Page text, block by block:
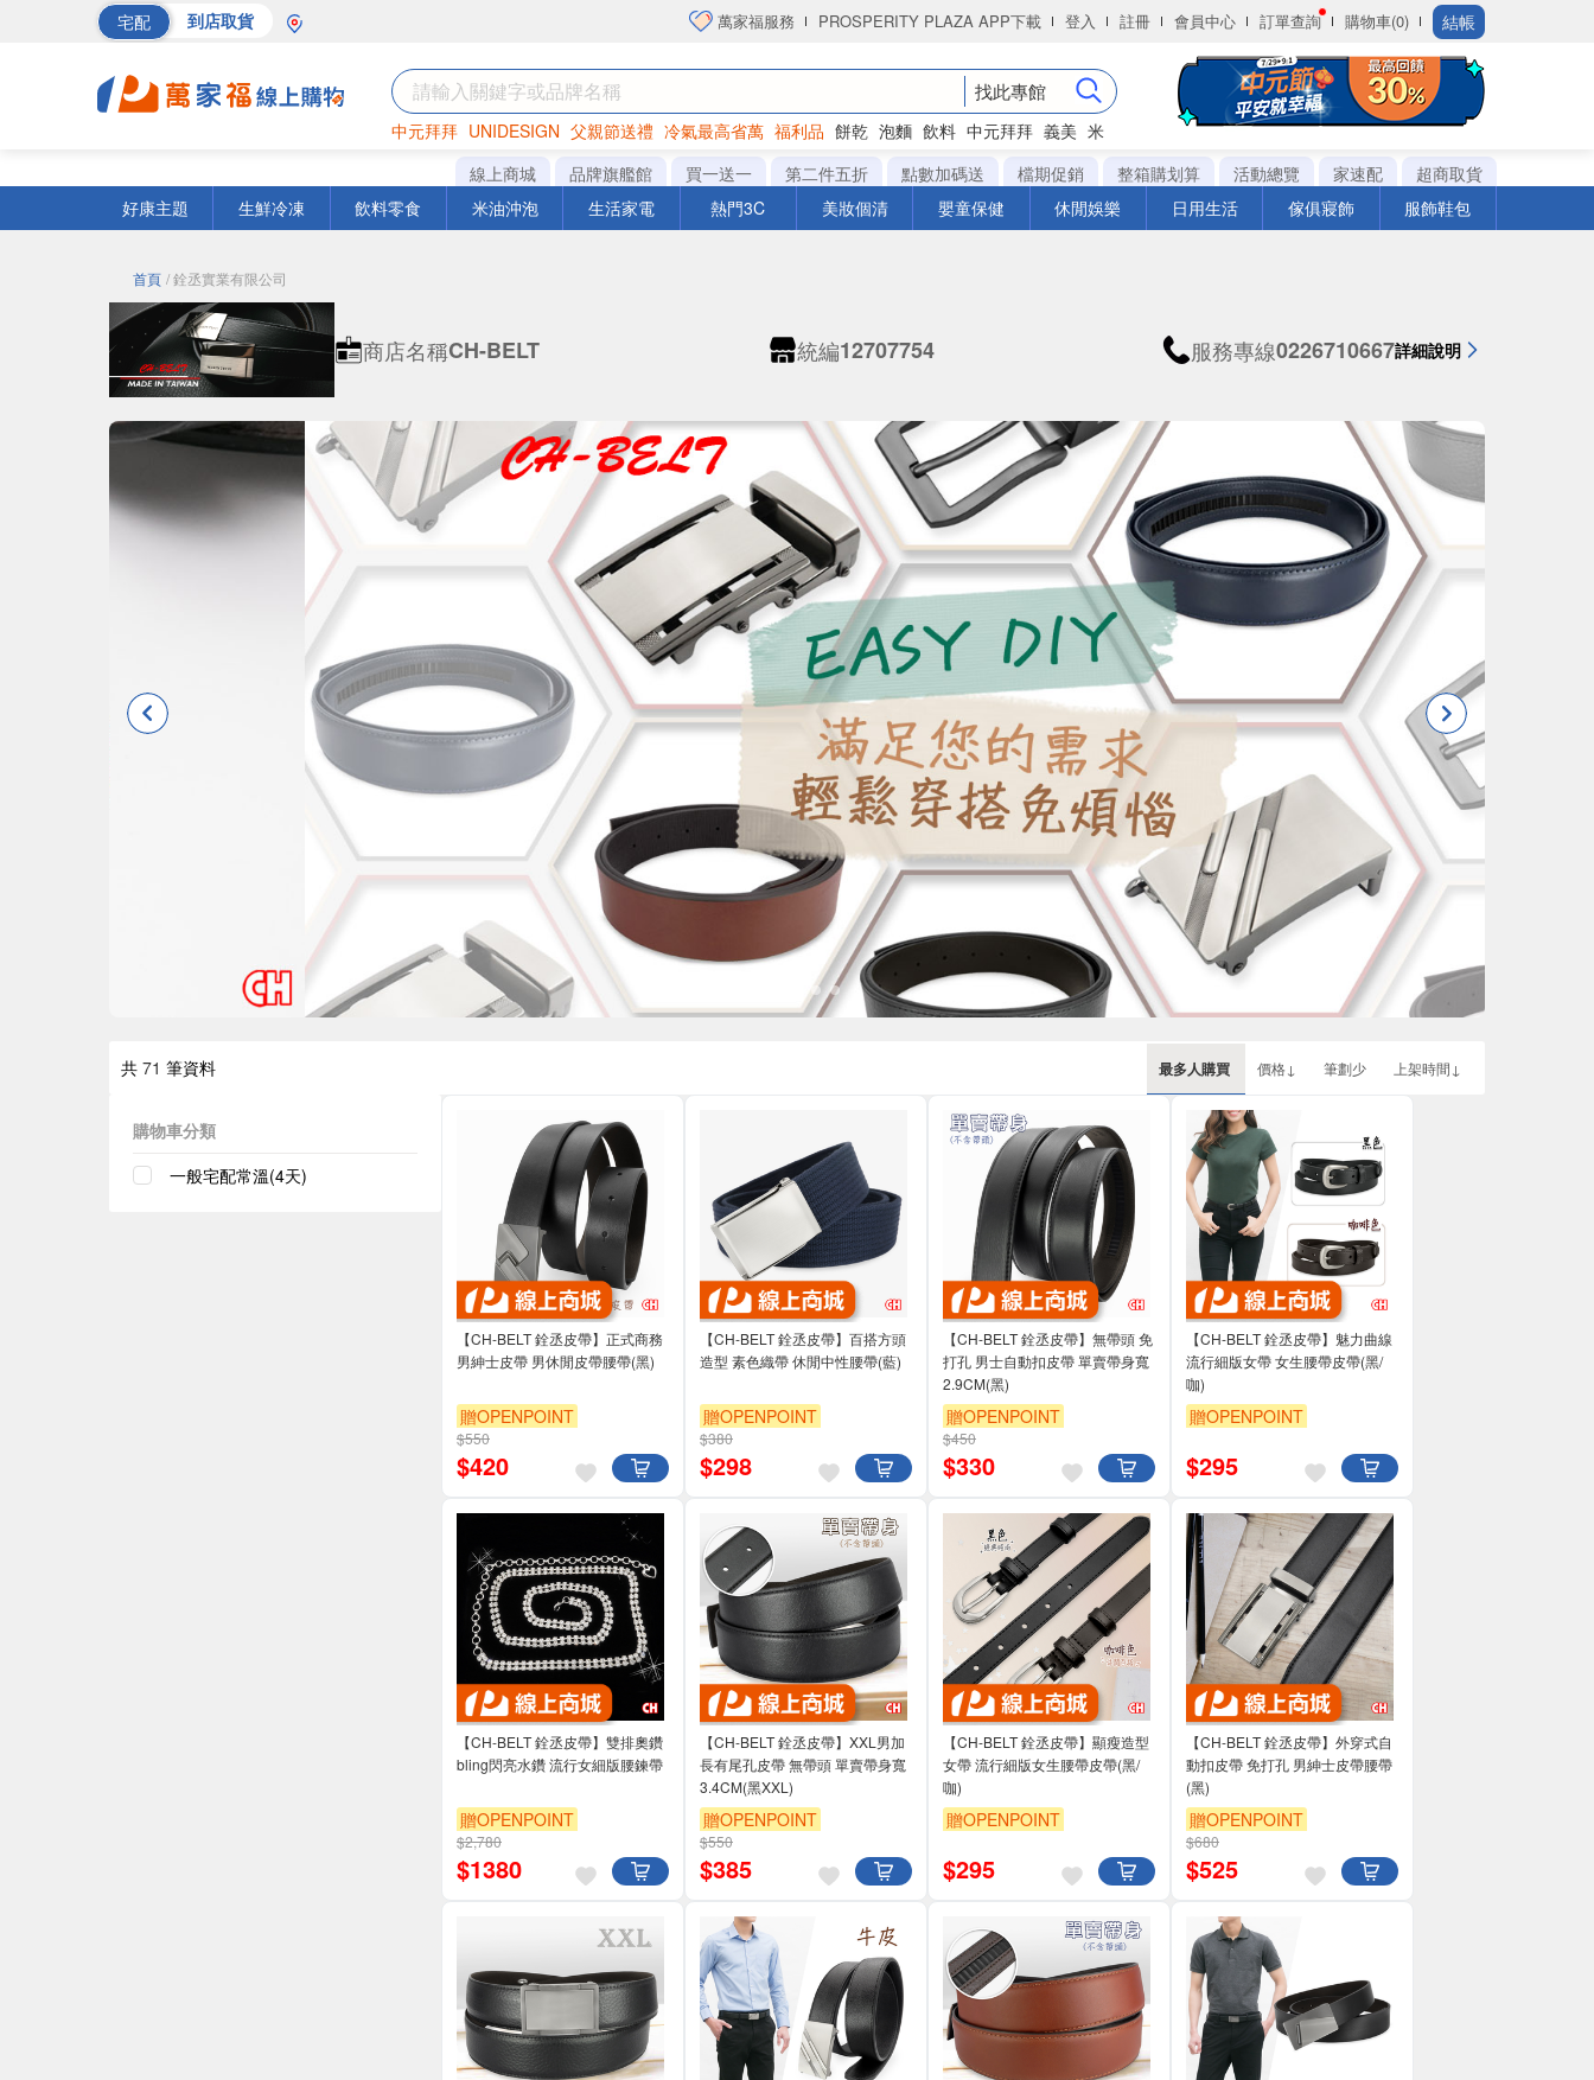
宅配 到店取貨 萬家福服務 PROSPERITY PLAZA APP下載 登入 註冊 會員中心 訂單查詢 購物車(0) 結帳
找此專館
中元拜拜 UNIDESIGN 父親節送禮 冷氣最高省萬 福利品 餅乾 泡麵 飲料 中元拜拜 義美 米
罐頭 海苔 洋芋片
線上商城 品牌旗艦館 買一送一 第二件五折 點數加碼送 檔期促銷 整箱購划算 活動總覽 家速配
超商取貨
好康主題
生鮮冷凍 飲料零食 米油沖泡 生活家電 熱門3C 美妝個清 嬰童保健 休閒娛樂 日用生活 傢俱寢飾 服飾鞋包
首頁 / 銓丞實業有限公司
商店名稱CH-BELT 統編12707754 服務專線0226710667詳細說明
共 71 筆資料 最多人購買 價格↓ 筆劃少 上架時間↓
購物車分類
一般宅配常溫(4天)
【CH-BELT 銓丞皮帶】正式商務
男紳士皮帶 男休閒皮帶腰帶(黑)
贈OPENPOINT
$550
$420
【CH-BELT 銓丞皮帶】百搭方頭
造型 素色織帶 休閒中性腰帶(藍)
贈OPENPOINT
$380
$298
【CH-BELT 銓丞皮帶】無帶頭 免
打孔 男士自動扣皮帶 單賣帶身寬
2.9CM(黑)
贈OPENPOINT
$450
$330
【CH-BELT 銓丞皮帶】魅力曲線
流行細版女帶 女生腰帶皮帶(黑/
咖)
贈OPENPOINT
$295
【CH-BELT 銓丞皮帶】雙排奧鑽
bling閃亮水鑽 流行女細版腰鍊帶
贈OPENPOINT
$2,780
$1380
【CH-BELT 銓丞皮帶】XXL男加
長有尾孔皮帶 無帶頭 單賣帶身寬
3.4CM(黑XXL)
贈OPENPOINT
$550
$385
【CH-BELT 銓丞皮帶】顯瘦造型
女帶 流行細版女生腰帶皮帶(黑/
咖)
贈OPENPOINT
$295
【CH-BELT 銓丞皮帶】外穿式自
動扣皮帶 免打孔 男紳士皮帶腰帶
(黑)
贈OPENPOINT
$680
$525